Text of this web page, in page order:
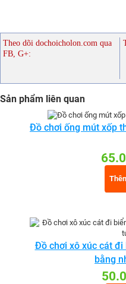
Theo dõi dochoicholon.com qua
FB, G+:
Sản phẩm liên quan
Đồ chơi ống mút xốp
Đồ chơi xô xúc cát đi
bằng